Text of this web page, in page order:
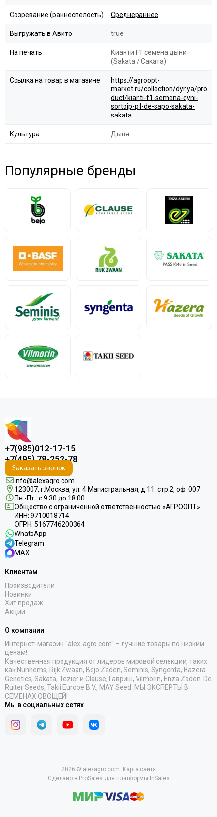
Созревание (раннеспелость) Среднераннее
Выгружать в Авито true
На печать
Кианти F1 семена дыни
(Sakata / Саката)
Ссылка на товар в магазине
https://agroopt-
market.ru/collection/dynya/pro
duct/kianti-f1-semena-dyni-
sortoip-pil-de-sapo-sakata-
sakata
Культура Дыня
Популярные бренды
+7(985)012-17-15
+7(495) 78-252-78
Заказать звонок
info@alexagro.com
123007, г.Москва, ул. 4 Магистральная, д.11, стр.2, оф. 007
Пн.-Пт.: с 9:30 до 18:00
Общество с ограниченной ответственностью «АГРООПТ»
ИНН: 9710018714
ОГРН: 5167746200364
WhatsApp
Telegram
MAX
Клиентам
Производители
Новинки
Хит продаж
Акции
О компании
Интернет-магазин "alex-agro.com" – лучшие товары по низким
ценам!
Качественная продукция от лидеров мировой селекции, таких
как Nunhems, Rijk Zwaan, Bejo Zaden, Seminis, Syngenta, Hazera
Genetics, Sakata, Tezier и Clause, Гавриш, Vilmorin, Enza Zaden, De
Ruiter Seeds, Takii Europe B.V., MAY Seed. МЫ ЭКСПЕРТЫ В
СЕМЕНАХ ОВОЩЕЙ!
Мы в социальных сетях
2026 © alexagro.com. Карта сайта
Сделано в ProSales для платформы InSales